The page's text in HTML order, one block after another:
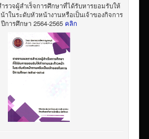
รวจผู้สำเร็จการศึกษาที่ได้รับหารยอมรับให้
าในระดับหัวหน้างานหรือเป็นเจ้าของกิจการ
ปีการศึกษา 2564-2565 คลิก